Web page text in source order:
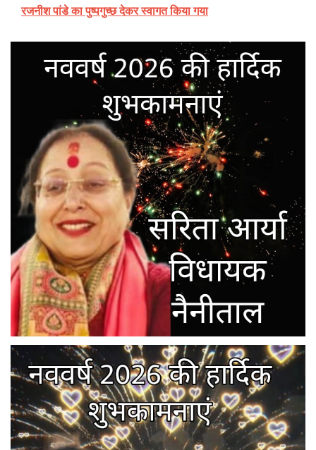
रजनीश पांडे का पुष्पगुच्छ देकर स्वागत किया गया